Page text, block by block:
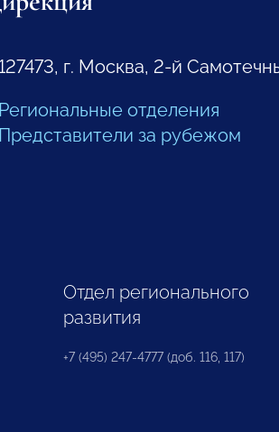
г. Москва, 2-й
Региональные отделения
Представители за рубежом
Отдел регионального
развития
+7 (495) 247-4777 (доб. 116, 117)